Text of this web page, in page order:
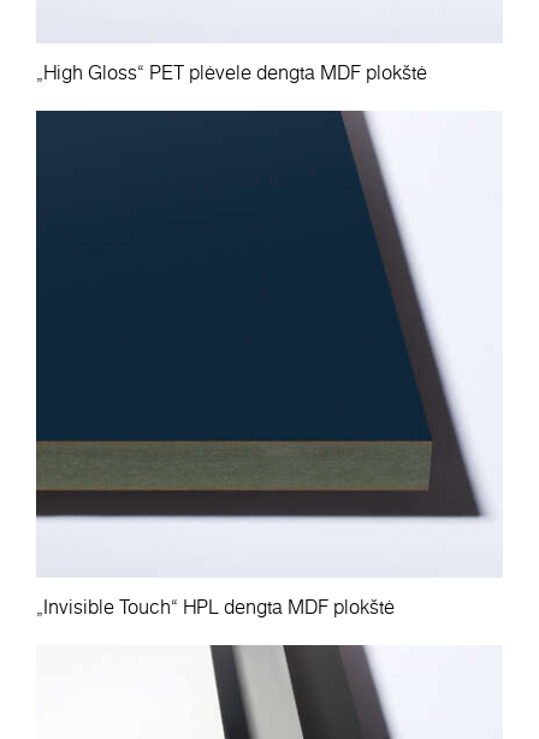
„High Gloss“ PET plėvele dengta MDF plokštė
„Invisible Touch“ HPL dengta MDF plokštė